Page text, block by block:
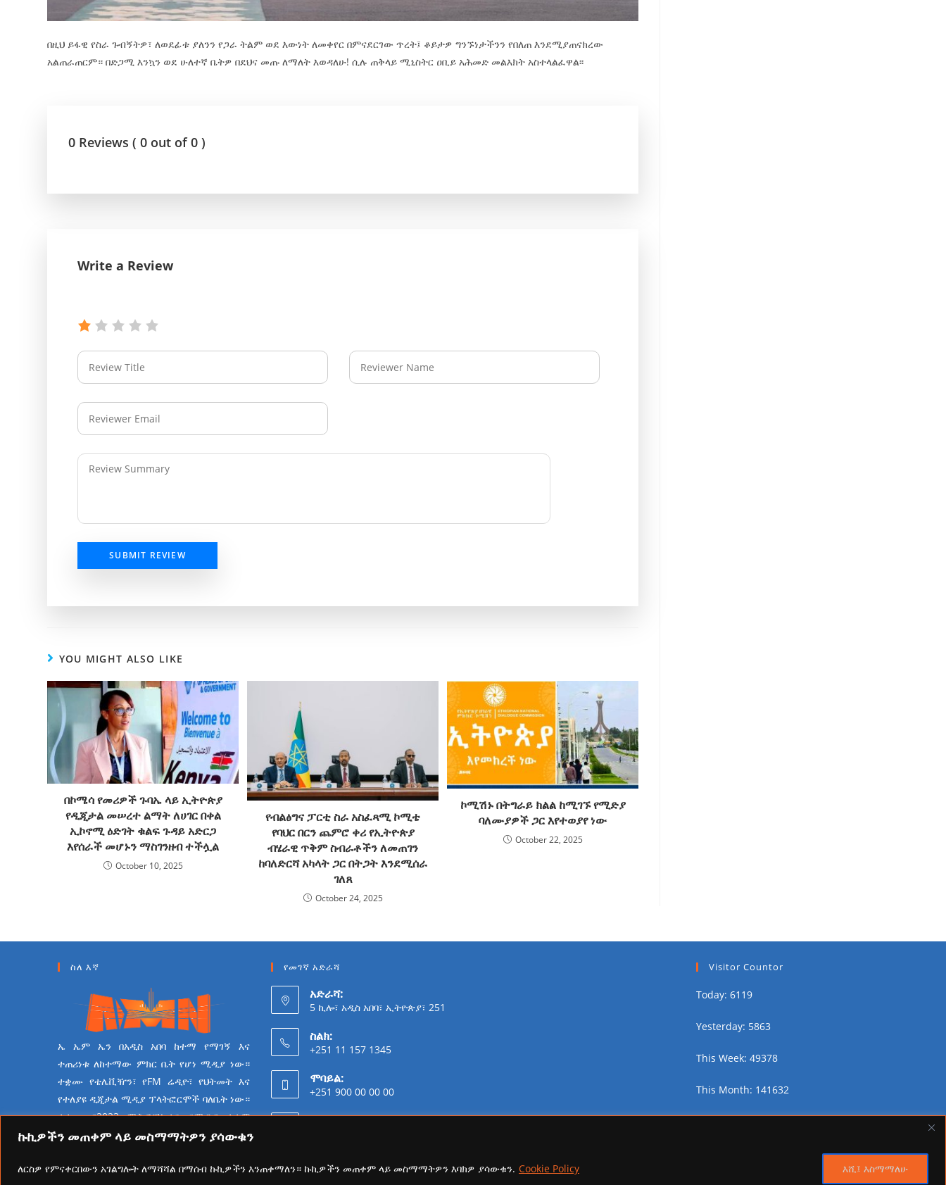
ኩኪዎችን መጠቀም ላይ መስማማትዎን ያሳውቁን
ለርስዎ የምናቀርበውን አገልግሎት ለማሻሻል በማሰብ ኩኪዎችን እንጠቀማለን። ኩኪዎችን መጠቀም ላይ መስማማትዎን እባክዎ ያሳውቁን. Cookie Policy እሺ፤ እስማማለሁ
በዚህ ይፋዊ የስራ ጉብኝትዎ፣ ለወደፊቱ ያለንን የጋራ ትልም ወደ እውነት ለመቀየር በምናደርገው ጥረት፤ ቆይታዎ ግንኙነታችንን የበለጠ እንደሚያጠናክረው
አልጠራጠርም። በድጋሚ እንኳን ወደ ሁለተኛ ቤትዎ በደህና መጡ ለማለት እወዳለሁ! ሲሉ ጠቅላይ ሚኒስትር ዐቢይ አሕመድ መልእክት አስተላልፈዋል፡፡
0 Reviews ( 0 out of 0 )
Write a Review
SUBMIT REVIEW
YOU MIGHT ALSO LIKE
በኮሜሳ የመሪዎች ጉባኤ ላይ ኢትዮጵያ
የዲጂታል መሠረተ ልማት ለሀገር በቀል
ኢኮኖሚ ዕድገት ቁልፍ ጉዳይ አድርጋ
እየሰራች መሆኑን ማስገንዘብ ተችሏል
October 10, 2025
የብልፅግና ፓርቲ ስራ አስፈጻሚ ኮሚቴ
የባህር በርን ጨምሮ ቀሪ የኢትዮጵያ
ብሄራዊ ጥቅም ስብራቶችን ለመጠገን
ከባለድርሻ አካላት ጋር በትጋት እንደሚሰራ
ገለጸ
October 24, 2025
ኮሚሽኑ በትግራይ ክልል ከሚገኙ የሚድያ
ባለሙያዎች ጋር እየተወያየ ነው
October 22, 2025
ስለ እኛ
ኤ ኤም ኤን በአዲስ አበባ ከተማ የማገኝ እና
ተጠሪነቱ ለከተማው ምክር ቤት የሆነ ሚዲያ ነው።
ተቋሙ የቴሌቪዥን፣ የFM ሬዲዮ፣ የህትመት እና
የተለያዩ ዲጂታል ሚዲያ ፕላትፎርሞች ባለቤት ነው።
ተቋሙ በ2023 ሜትሮፖሊታን የሚዲያ ተቋም
የመሆን ራዕይ ሰንቆ የይዘት
የመገኛ አድራሻ
አድራሻ:
5 ኪሎ፣ አዲስ አበባ፣ ኢትዮጵያ፣ 251
ስልክ:
+251 11 157 1345
ሞባይል:
+251 900 00 00 00
ፋክስ:
ኢሜይል:
addisaammaa@gmail.com
Visitor Countor
Today: 6119
Yesterday: 5863
This Week: 49378
This Month: 141632